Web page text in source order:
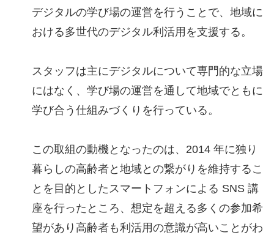
デジタルの学び場の運営を行うことで、地域に
おける多世代のデジタル利活用を支援する。
スタッフは主にデジタルについて専門的な立場
にはなく、学び場の運営を通して地域でともに
学び合う仕組みづくりを行っている。
この取組の動機となったのは、2014 年に独り
暮らしの高齢者と地域との繋がりを維持するこ
とを目的としたスマートフォンによる SNS 講
座を行ったところ、想定を超える多くの参加希
望があり高齢者も利活用の意識が高いことがわ